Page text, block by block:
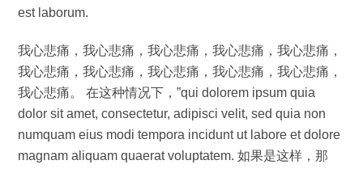
est laborum.
我心悲痛，我心悲痛，我心悲痛，我心悲痛，我心悲痛，
我心悲痛，我心悲痛，我心悲痛，我心悲痛，我心悲痛，
我心悲痛。 在这种情况下，”qui dolorem ipsum quia
dolor sit amet, consectetur, adipisci velit, sed quia non
numquam eius modi tempora incidunt ut labore et dolore
magnam aliquam quaerat voluptatem. 如果是这样，那